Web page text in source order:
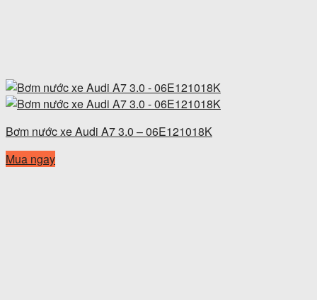
Bơm nước xe Audi A7 3.0 – 06E121018K
Mua ngay